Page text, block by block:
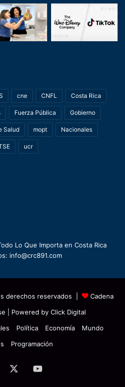
cne CNFL Costa Rica
Fuerza Pública Gobierno
Salud mopt Nacionales
ucr
Lo Que Importa en Costa Rica
info@crc891.com
derechos reservados |
Cadena
| Powered by Click Digital
Política Economía
Mundo
Programación
YouTube